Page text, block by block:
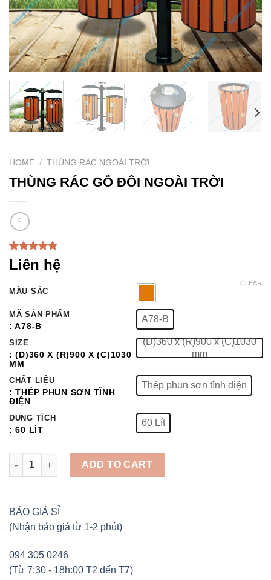
HOME / THÙNG RÁC NGOÀI TRỜI
THÙNG RÁC GỖ ĐÔI NGOÀI TRỜI
Rated5.00
out of 5
1
customer
Liên hệ
MÀU SẮC
MÃ SẢN PHẨM
: A78-B
A78-B
SIZE
: (D)360 X (R)900 X (C)1030
MM
(D)360 x (R)900 x (C)1030
mm
CHẤT LIỆU
: THÉP PHUN SƠN TĨNH
ĐIỆN
Thép phun sơn tĩnh điện
DUNG TÍCH
: 60 LÍT
60 Lít
CLEAR
THÙNG RÁC GỖ ĐÔI NGOÀI TRỜI quantity
ADD TO CART
BÁO GIÁ SỈ
(Nhận báo giá từ 1-2 phút)
094 305 0246
(Từ 7:30 - 18h:00 T2 đến T7)